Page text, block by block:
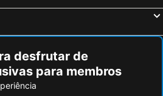
desfrutar de
para membros